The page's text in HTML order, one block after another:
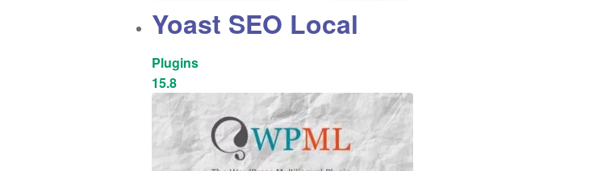
Yoast SEO Local
Plugins
15.8